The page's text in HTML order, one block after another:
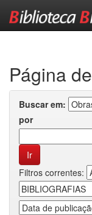
Página
Buscar em:
por
Filtros correntes: